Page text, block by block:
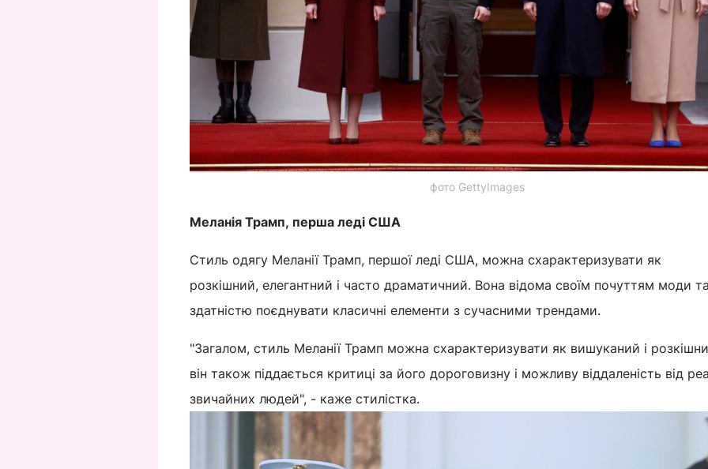
фото GettyImages
Меланія Трамп, перша леді США
Стиль одягу Меланії Трамп, першої леді США, можна схарактеризувати як
розкішний, елегантний і часто драматичний. Вона відома своїм почуттям моди та
здатністю поєднувати класичні елементи з сучасними трендами.
"Загалом, стиль Меланії Трамп можна схарактеризувати як вишуканий і
він також піддається критиці за його дороговизну і можливу віддаленість від
звичайних людей", - каже стилістка.